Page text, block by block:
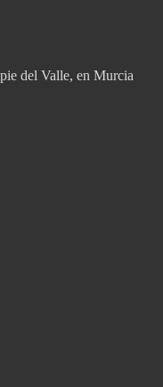
del Valle, en Murcia